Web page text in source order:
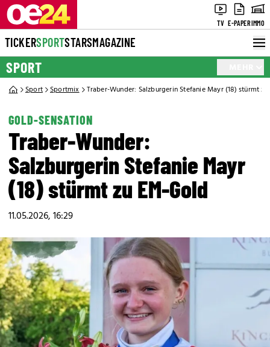
TV E-PAPERIMMO
TICKERSPORTSTARSMAGAZINE
SPORT
Sport Sportmix Traber-Wunder: Salzburgerin Stefanie Mayr (18) stürmt
GOLD-SENSATION
Traber-Wunder:
Salzburgerin Stefanie Mayr
(18) stürmt zu EM-Gold
11.05.2026, 16:29